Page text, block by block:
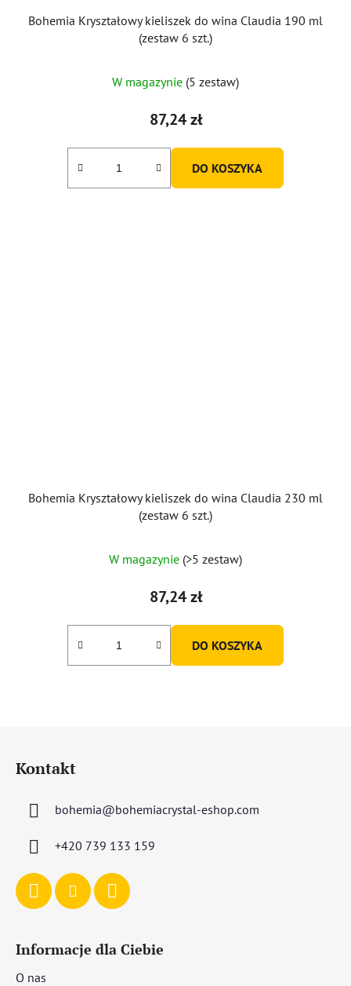
Bohemia Kryształowy kieliszek do wina Claudia 190 ml
(zestaw 6 szt.)
W magazynie (5 zestaw)
87,24 zł
DO KOSZYKA
Bohemia Kryształowy kieliszek do wina Claudia 230 ml
(zestaw 6 szt.)
ocena
produktu
5,0
W magazynie (>5 zestaw)
87,24 zł
DO KOSZYKA
Kontakt
bohemia@bohemiacrystal-eshop.com
+420 739 133 159
Informacje dla Ciebie
O nas